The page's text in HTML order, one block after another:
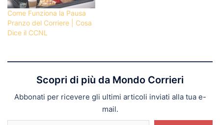
Come Funziona la Pausa
Pranzo del Corriere | Cosa
Dice il CCNL
Scopri di più da Mondo Corrieri
Abbonati per ricevere gli ultimi articoli inviati alla tua e-
mail.
Digita la tua e-mail...